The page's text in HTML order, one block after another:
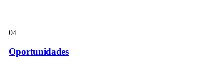
04
Oportunidades